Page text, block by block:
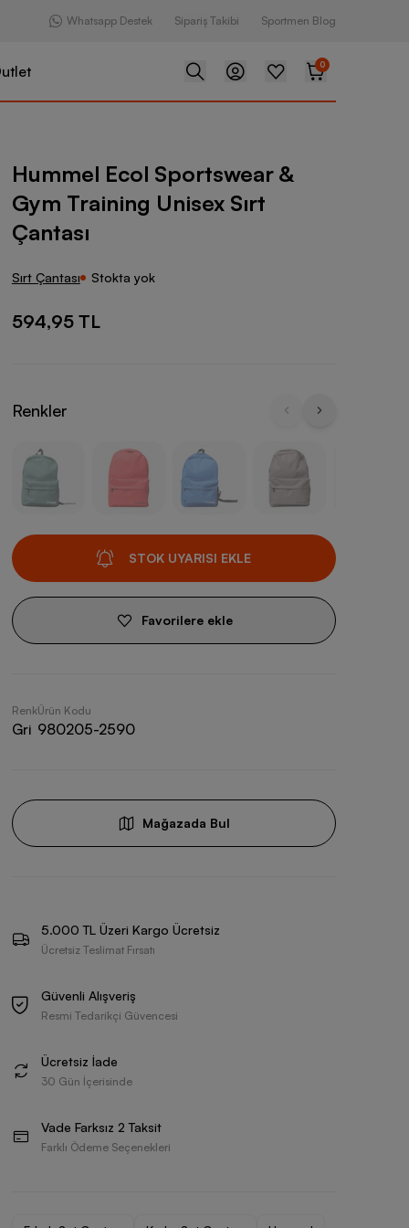
Whatsapp Destek Sipariş Takibi Sportmen Blog
0
Sportswear & Gym Training Unisex Sırt Çantası
Hummel Ecol Sportswear &
Gym Training Unisex Sırt
Çantası
Sırt Çantası Stokta yok
594,95 TL
Renkler
STOK UYARISI EKLE
Favorilere ekle
Renk
Gri
Ürün Kodu
980205-2590
Mağazada Bul
5.000 TL Üzeri Kargo Ücretsiz
Ücretsiz Teslimat Fırsatı
Güvenli Alışveriş
Resmi Tedarikçi Güvencesi
Ücretsiz İade
30 Gün İçerisinde
Vade Farksız 2 Taksit
Farklı Ödeme Seçenekleri